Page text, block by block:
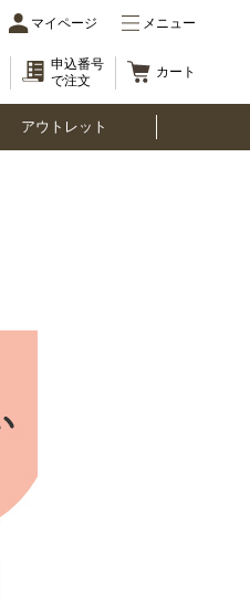
マイページ メニュー
申込番号
で注文
カート
アウトレット